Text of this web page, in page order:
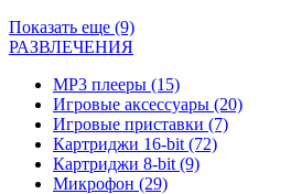
Показать еще (9)
РАЗВЛЕЧЕНИЯ
MP3 плееры (15)
Игровые аксессуары (20)
Игровые приставки (7)
Картриджи 16-bit (72)
Картриджи 8-bit (9)
Микрофон (29)